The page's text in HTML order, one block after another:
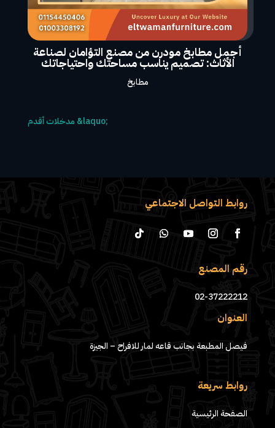
أجمل مطابخ مودرن من مصنع التؤامان لصناعة
الأثاث: تصميم يناسب مساحتك واحتياجاتك
مطابخ
روابط التواصل الاجتماعي
رقم المصنع
02-37222212
العنوان
فيصل المطبعة بجانب قاعه لمار للافراح – الجيزة
روابط سريعة
الصفحة الرئيسية